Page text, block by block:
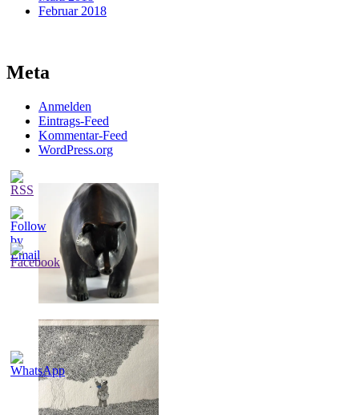
Februar 2018
Meta
Anmelden
Eintrags-Feed
Kommentar-Feed
WordPress.org